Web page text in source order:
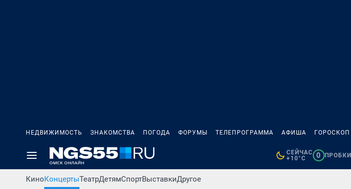
НЕДВИЖИМОСТЬ ЗНАКОМСТВА ПОГОДА ФОРУМЫ ТЕЛЕПРОГРАММА АФИША ГОРОСКОП
СЕЙЧАС
+10°C
0 ПРОБКИ
КиноКонцертыТеатрДетямСпортВыставкиДругое